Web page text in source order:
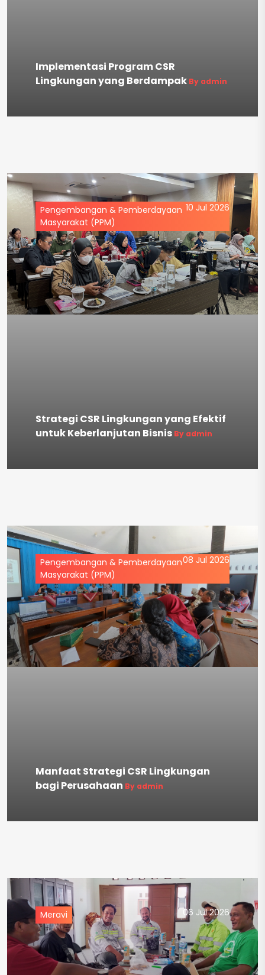
Implementasi Program CSR
Lingkungan yang Berdampak By admin
Pengembangan & Pemberdayaan
Masyarakat (PPM)
10 Jul 2026
Strategi CSR Lingkungan yang Efektif
untuk Keberlanjutan Bisnis By admin
Pengembangan & Pemberdayaan
Masyarakat (PPM)
08 Jul 2026
Manfaat Strategi CSR Lingkungan
bagi Perusahaan By admin
Meravi 06 Jul 2026